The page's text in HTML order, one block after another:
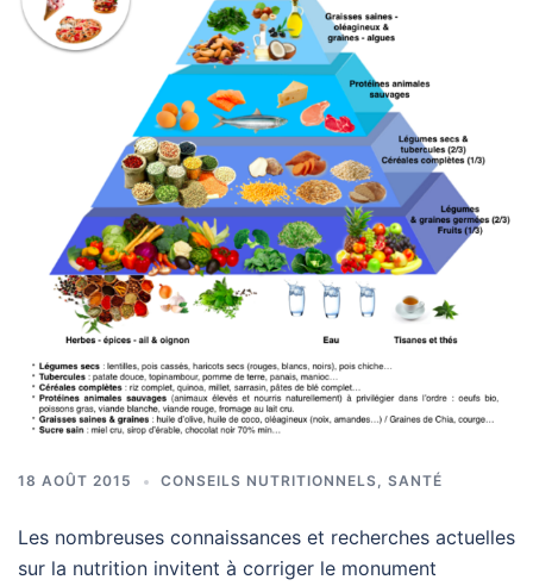
18 AOÛT 2015 CONSEILS NUTRITIONNELS, SANTÉ
Les nombreuses connaissances et recherches actuelles
sur la nutrition invitent à corriger le monument